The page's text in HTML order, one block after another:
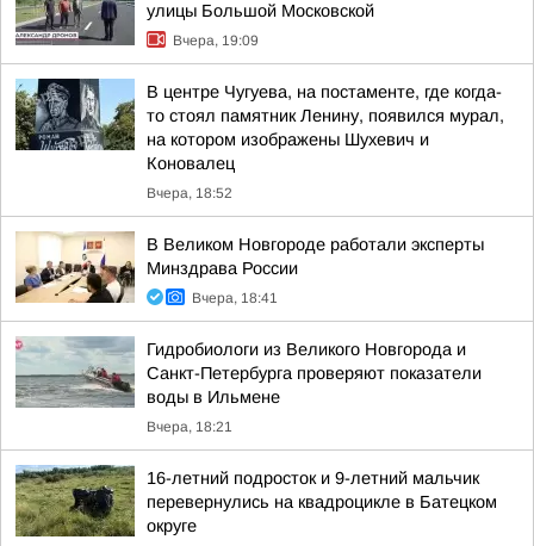
улицы Большой Московской
Вчера, 19:09
В центре Чугуева, на постаменте, где когда-
то стоял памятник Ленину, появился мурал,
на котором изображены Шухевич и
Коновалец
Вчера, 18:52
В Великом Новгороде работали эксперты
Минздрава России
Вчера, 18:41
Гидробиологи из Великого Новгорода и
Санкт-Петербурга проверяют показатели
воды в Ильмене
Вчера, 18:21
16-летний подросток и 9-летний мальчик
перевернулись на квадроцикле в Батецком
округе